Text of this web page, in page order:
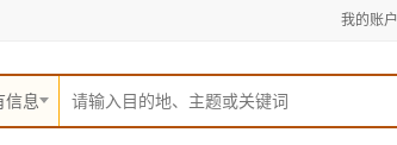
我的账户
信息